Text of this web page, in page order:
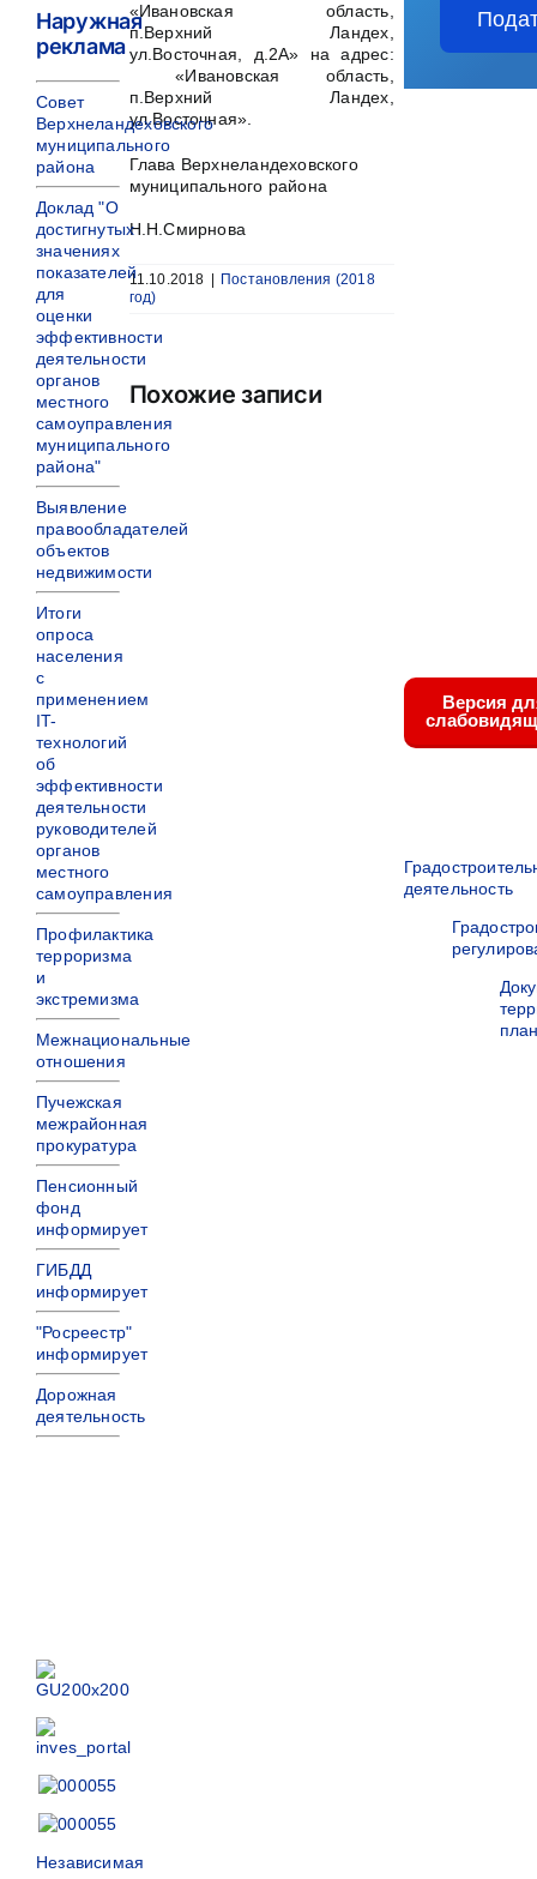
«Ивановская область,
п.Верхний Ландех,
ул.Восточная, д.2А» на адрес:
«Ивановская область,
п.Верхний Ландех,
ул.Восточная».
Глава Верхнеландеховского
муниципального района
Н.Н.Смирнова
11.10.2018
Постановления (2018
год)
Похожие записи
Наружная
реклама
Совет
Верхнеландеховского
муниципального
района
Доклад "О
достигнутых
значениях
показателей
для
оценки
эффективности
деятельности
органов
местного
самоуправления
муниципального
района"
Выявление
правообладателей
объектов
недвижимости
Итоги
опроса
населения
с
применением
IT-
технологий
об
эффективности
деятельности
руководителей
органов
местного
самоуправления
Профилактика
терроризма
и
экстремизма
Межнациональные
отношения
Пучежская
межрайонная
прокуратура
Пенсионный
фонд
информирует
ГИБДД
информирует
"Росреестр"
информирует
Дорожная
деятельность
Независимая
Версия
деятельность